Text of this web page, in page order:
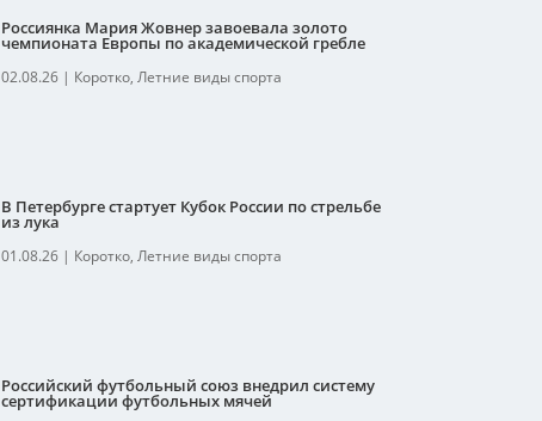
Россиянка Мария Жовнер завоевала золото
чемпионата Европы по академической гребле
02.08.26| Коротко, Летние виды спорта
В Петербурге стартует Кубок России по стрельбе
из лука
01.08.26| Коротко, Летние виды спорта
Российский футбольный союз внедрил систему
сертификации футбольных мячей